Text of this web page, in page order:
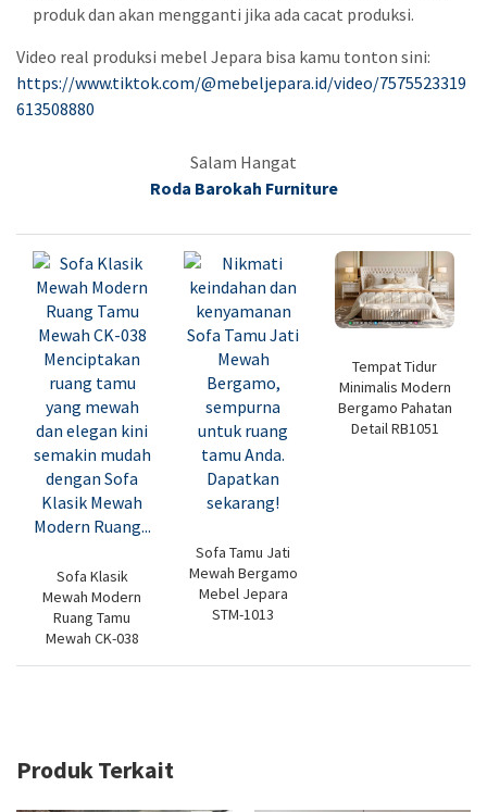
produk dan akan mengganti jika ada cacat produksi.
Video real produksi mebel Jepara bisa kamu tonton sini:
https://www.tiktok.com/@mebeljepara.id/video/7575523319
613508880
Salam Hangat
Roda Barokah Furniture
Sofa Klasik
Mewah Modern
Ruang Tamu
Mewah CK-038
Sofa Tamu Jati
Mewah Bergamo
Mebel Jepara
STM-1013
Tempat Tidur
Minimalis Modern
Bergamo Pahatan
Detail RB1051
Produk Terkait